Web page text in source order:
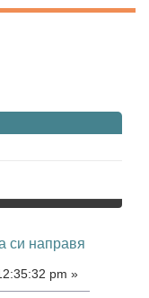
си направя
pm »